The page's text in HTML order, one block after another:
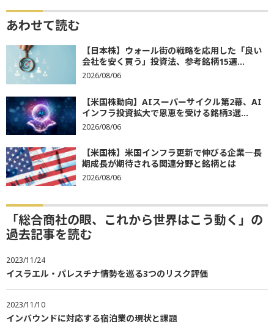
あわせて読む
【日本株】ウォール街の戦略を応用した「良い
会社を安く買う」投資法、参考銘柄15選...
2026/08/06
【米国株動向】AIスーパーサイクル第2幕、AI
インフラ投資拡大で恩恵を受ける銘柄3選...
2026/08/06
【米国株】米国インフラ更新で伸びる企業―長
期成長が期待される関連分野と銘柄とは
2026/08/06
「総合商社の眼、これから世界はこう動く」の
過去記事を読む
2023/11/24
イスラエル・パレスチナ情勢を巡る3つのリスク評価
2023/11/10
インバウンドに対応する宿泊業の現状と課題